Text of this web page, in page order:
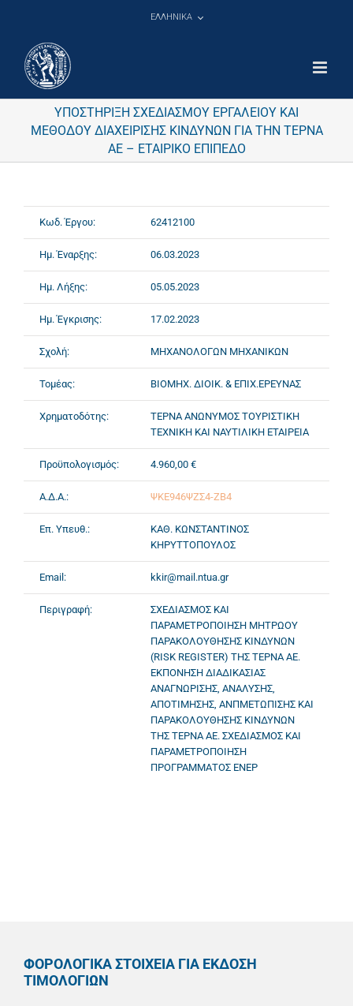
ΕΛΛΗΝΙΚΑ
ΥΠΟΣΤΗΡΙΞΗ ΣΧΕΔΙΑΣΜΟΥ ΕΡΓΑΛΕΙΟΥ ΚΑΙ
ΜΕΘΟΔΟΥ ΔΙΑΧΕΙΡΙΣΗΣ ΚΙΝΔΥΝΩΝ ΓΙΑ ΤΗΝ ΤΕΡΝΑ
ΑΕ – ΕΤΑΙΡΙΚΟ ΕΠΙΠΕΔΟ
Κωδ. Έργου: 62412100
Ημ. Έναρξης: 06.03.2023
Ημ. Λήξης: 05.05.2023
Ημ. Έγκρισης: 17.02.2023
Σχολή: ΜΗΧΑΝΟΛΟΓΩΝ ΜΗΧΑΝΙΚΩΝ
Τομέας: ΒΙΟΜΗΧ. ΔΙΟΙΚ. & ΕΠΙΧ.ΕΡΕΥΝΑΣ
Χρηματοδότης:
ΤΕΡΝΑ ΑΝΩΝΥΜΟΣ ΤΟΥΡΙΣΤΙΚΗ
ΤΕΧΝΙΚΗ ΚΑΙ ΝΑΥΤΙΛΙΚΗ ΕΤΑΙΡΕΙΑ
Προϋπολογισμός: 4.960,00 €
Α.Δ.Α.: ΨΚΕ946ΨΖΣ4-ΖΒ4
Επ. Υπευθ.:
ΚΑΘ. ΚΩΝΣΤΑΝΤΙΝΟΣ
ΚΗΡΥΤΤΟΠΟΥΛΟΣ
Email: kkir@mail.ntua.gr
Περιγραφή:
ΣΧΕΔΙΑΣΜΟΣ ΚΑΙ
ΠΑΡΑΜΕΤΡΟΠΟΙΗΣΗ ΜΗΤΡΩΟΥ
ΠΑΡΑΚΟΛΟΥΘΗΣΗΣ ΚΙΝΔΥΝΩΝ
(RISK REGISTER) ΤΗΣ ΤΕΡΝΑ ΑΕ.
ΕΚΠΟΝΗΣΗ ΔΙΑΔΙΚΑΣΙΑΣ
ΑΝΑΓΝΩΡΙΣΗΣ, ΑΝΑΛΥΣΗΣ,
ΑΠΟΤΙΜΗΣΗΣ, ΑΝΠΜΕΤΩΠΙΣΗΣ ΚΑΙ
ΠΑΡΑΚΟΛΟΥΘΗΣΗΣ ΚΙΝΔΥΝΩΝ
ΤΗΣ ΤΕΡΝΑ ΑΕ. ΣΧΕΔΙΑΣΜΟΣ ΚΑΙ
ΠΑΡΑΜΕΤΡΟΠΟΙΗΣΗ
ΠΡΟΓΡΑΜΜΑΤΟΣ ΕΝΕΡ
ΦΟΡΟΛΟΓΙΚΑ ΣΤΟΙΧΕΙΑ ΓΙΑ ΕΚΔΟΣΗ
ΤΙΜΟΛΟΓΙΩΝ